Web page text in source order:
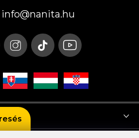
info@nanita.hu